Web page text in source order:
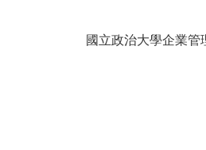
國立政治大學企業管